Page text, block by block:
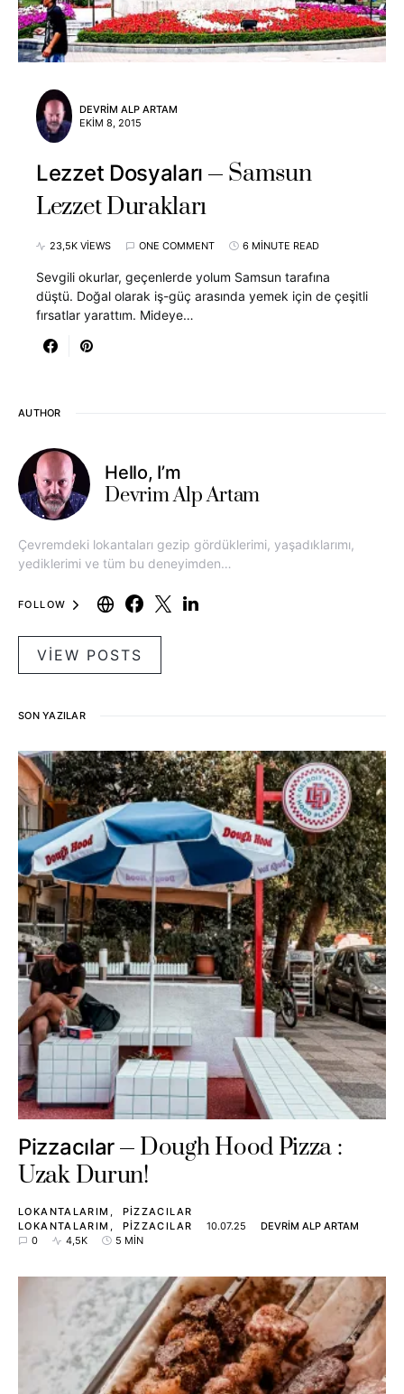
DEVRIM ALP ARTAM
EKIM 8, 2015
Lezzet Dosyaları
Samsun
Lezzet Durakları
23,5K VIEWS ONE COMMENT 6 MINUTE READ
Sevgili okurlar, geçenlerde yolum Samsun tarafına
düştü. Doğal olarak iş-güç arasında yemek için de çeşitli
fırsatlar yarattım. Mideye…
AUTHOR
Hello, I’m
Devrim Alp Artam
Çevremdeki lokantaları gezip gördüklerimi, yaşadıklarımı,
yediklerimi ve tüm bu deneyimden…
FOLLOW
VIEW POSTS
SON YAZILAR
Pizzacılar
Dough Hood Pizza :
Uzak Durun!
LOKANTALARIM
PIZZACILAR
LOKANTALARIM
PIZZACILAR 10.07.25
DEVRIM ALP ARTAM
0
4,5K 5 MIN